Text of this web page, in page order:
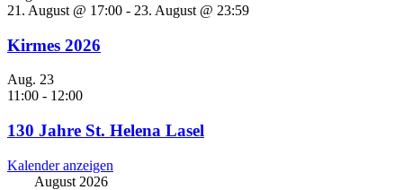
21. August @ 17:00 - 23. August @ 23:59
Kirmes 2026
Aug. 23
11:00 - 12:00
130 Jahre St. Helena Lasel
Kalender anzeigen
August 2026